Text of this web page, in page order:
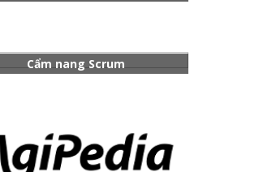
Cẩm nang Scrum